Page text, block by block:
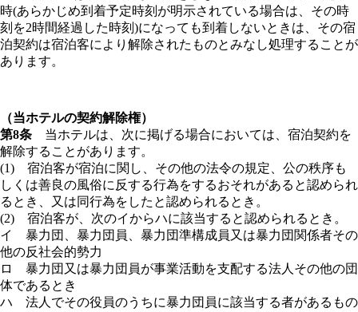
時(あらかじめ到着予定時刻が明示されている場合は、その時
刻を2時間経過した時刻)になっても到着しないときは、その宿
泊契約は宿泊客により解除されたものとみなし処理することが
あります。
（当ホテルの契約解除権）
第8条 当ホテルは、次に掲げる場合においては、宿泊契約を
解除することがあります。
(1) 宿泊客が宿泊に関し、その他の法令の規定、公の秩序も
しくは善良の風俗に反する行為をするおそれがあると認められ
るとき、又は同行為をしたと認められるとき。
(2) 宿泊客が、次のイからハに該当すると認められるとき。
イ 暴力団、暴力団員、暴力団準構成員又は暴力団関係者その
他の反社会的勢力
ロ 暴力団又は暴力団員が事業活動を支配する法人その他の団
体であるとき
ハ 法人でその役員のうちに暴力団員に該当する者があるもの